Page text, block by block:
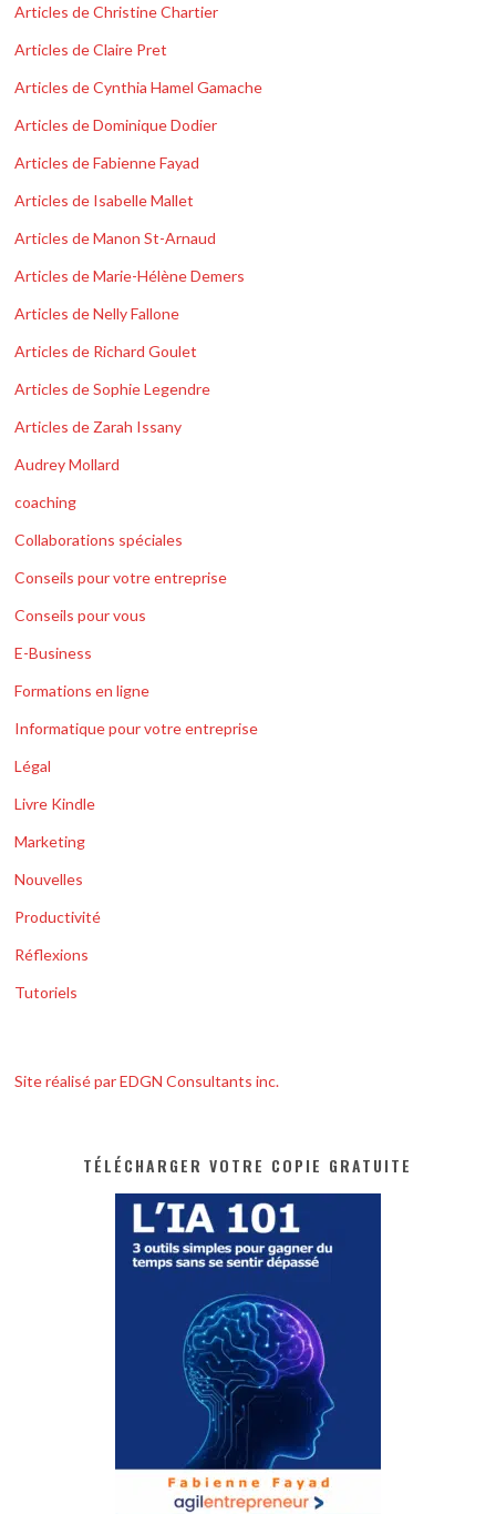
Articles de Christine Chartier
Articles de Claire Pret
Articles de Cynthia Hamel Gamache
Articles de Dominique Dodier
Articles de Fabienne Fayad
Articles de Isabelle Mallet
Articles de Manon St-Arnaud
Articles de Marie-Hélène Demers
Articles de Nelly Fallone
Articles de Richard Goulet
Articles de Sophie Legendre
Articles de Zarah Issany
Audrey Mollard
coaching
Collaborations spéciales
Conseils pour votre entreprise
Conseils pour vous
E-Business
Formations en ligne
Informatique pour votre entreprise
Légal
Livre Kindle
Marketing
Nouvelles
Productivité
Réflexions
Tutoriels
Site réalisé par EDGN Consultants inc.
TÉLÉCHARGER VOTRE COPIE GRATUITE